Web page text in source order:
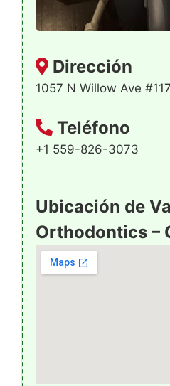
Dirección
1057 N Willow Ave
Teléfono
+1 559-826-3073
Ubicación de
Orthodontics –